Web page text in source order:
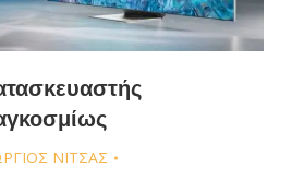
ΝΙΤΣΑΣ